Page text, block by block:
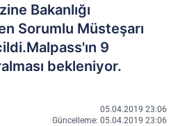
Bakanlığı
Sorumlu Müsteşarı
9
bekleniyor.
05.04.2019 23:06
Güncelleme: 05.04.2019 23:06